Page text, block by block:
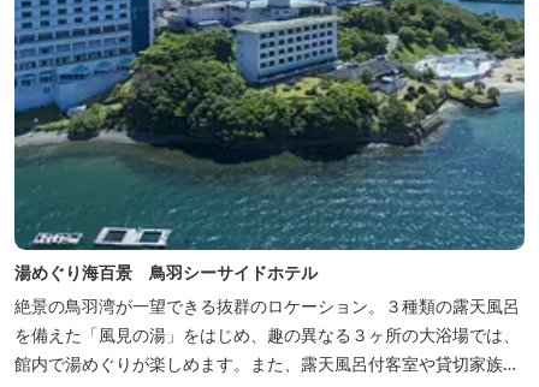
湯めぐり海百景 鳥羽シーサイドホテル
絶景の鳥羽湾が一望できる抜群のロケーション。３種類の露天風呂
を備えた「風見の湯」をはじめ、趣の異なる３ヶ所の大浴場では、
館内で湯めぐりが楽しめます。また、露天風呂付客室や貸切家族風